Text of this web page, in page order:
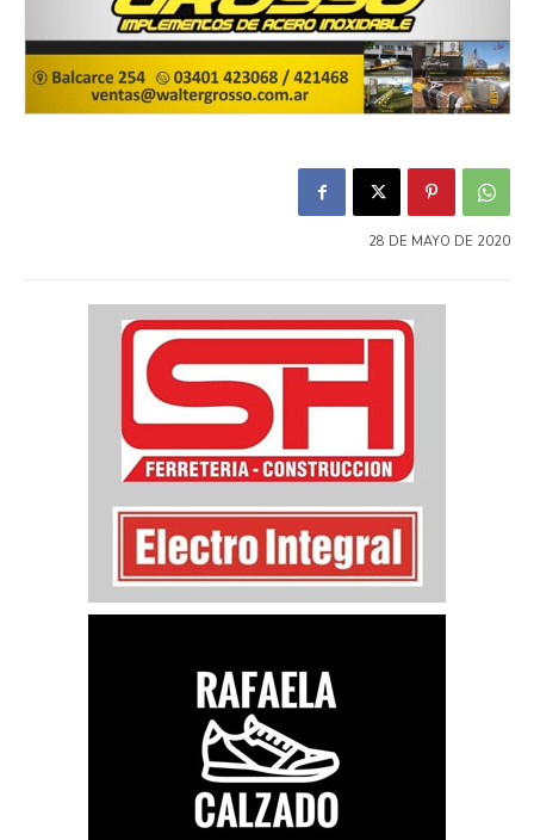
28 DE MAYO DE 2020